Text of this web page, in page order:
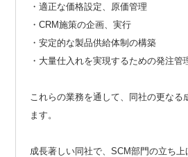
・適正な価格設定、原価管理
・CRM施策の企画、実行
・安定的な製品供給体制の構築
・大量仕入れを実現するための発注管
これらの業務を通して、同社の更なる
ます。
成長著しい同社で、SCM部門の立ち